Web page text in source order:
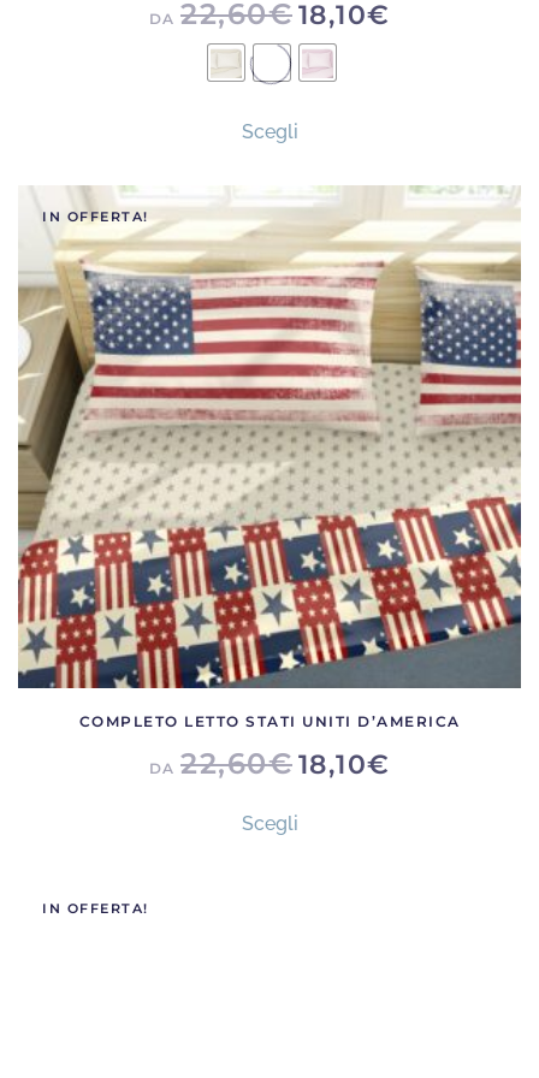
DA 22,60€18,10€
Scegliprodotto
più
varianti.
Le
opzioni
possono
essere
scelte
nella
pagina
del
prodotto
IN OFFERTA!
COMPLETO LETTO STATI UNITI D’AMERICA
DA 22,60€18,10€
Scegliprodotto
IN OFFERTA!